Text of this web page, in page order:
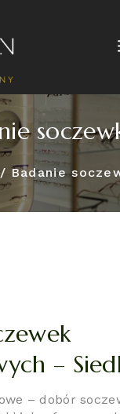
/ Badanie
–
– dobór